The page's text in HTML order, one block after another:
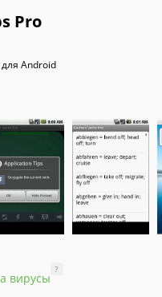
Pro
Android
вирусы
?